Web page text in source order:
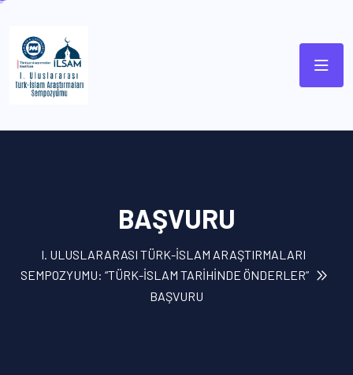
BAŞVURU
I. ULUSLARARASI TÜRK-İSLAM ARAŞTIRMALARI
SEMPOZYUMU: “TÜRK-İSLAM TARİHİNDE ÖNDERLER”
BAŞVURU